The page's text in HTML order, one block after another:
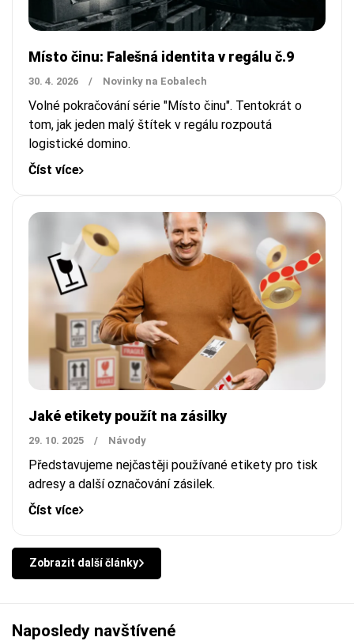
Místo činu: Falešná identita v regálu č.9
30. 4. 2026 / Novinky na Eobalech
Volné pokračování série "Místo činu". Tentokrát o
tom, jak jeden malý štítek v regálu rozpoutá
logistické domino.
Číst více
Jaké etikety použít na zásilky
29. 10. 2025 / Návody
Představujeme nejčastěji používané etikety pro tisk
adresy a další označování zásilek.
Číst více
Zobrazit další články
Naposledy navštívené